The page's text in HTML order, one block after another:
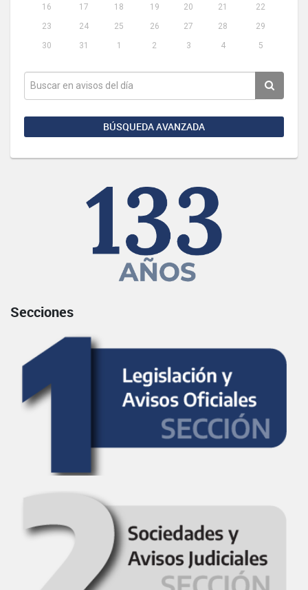
16
17 18 19 20 21
22
23
24 25 26 27 28
29
30
31 1 2 3 4 5
BÚSQUEDA AVANZADA
Secciones